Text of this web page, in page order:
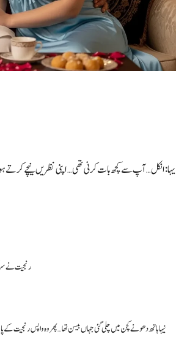
یہا: انکل… آپ سے کچھ بات کرنی تھی… اپنی نظریں نیچے کرتے
رنجیت نے سر
نیہا ہاتھ دھونے کچن میں چلی گئی جہاں بیسن تھا… پھر وہ واپس رنجیت